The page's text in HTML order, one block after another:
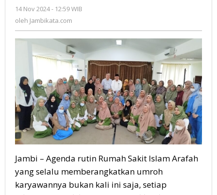
Akan
Berangkat
Umroh
Gratis
14 Nov 2024 - 12:59 WIB
oleh Jambikata.com
Jambi – Agenda rutin Rumah Sakit Islam Arafah
yang selalu memberangkatkan umroh
karyawannya bukan kali ini saja, setiap